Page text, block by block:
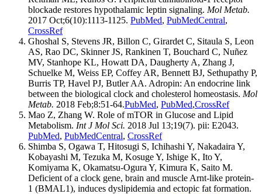
blockade restores hypothalamic leptin signaling. Mol Metab.
2017 Oct;6(10):1113-1125. PubMed, PubMedCentral,
CrossRef
Ghoshal S, Stevens JR, Billon C, Girardet C, Sitaula S, Leon
AS, Rao DC, Skinner JS, Rankinen T, Bouchard C, Nuñez
MV, Stanhope KL, Howatt DA, Daugherty A, Zhang J,
Schuelke M, Weiss EP, Coffey AR, Bennett BJ, Sethupathy P,
Burris TP, Havel PJ, Butler AA. Adropin: An endocrine link
between the biological clock and cholesterol homeostasis. Mol
Metab. 2018 Feb;8:51-64.PubMed, PubMed,CrossRef
Mao Z, Zhang W. Role of mTOR in Glucose and Lipid
Metabolism. Int J Mol Sci. 2018 Jul 13;19(7). pii: E2043.
PubMed, PubMedCentral, CrossRef
Shimba S, Ogawa T, Hitosugi S, Ichihashi Y, Nakadaira Y,
Kobayashi M, Tezuka M, Kosuge Y, Ishige K, Ito Y,
Komiyama K, Okamatsu-Ogura Y, Kimura K, Saito M.
Deficient of a clock gene, brain and muscle Arnt-like protein-
1 (BMAL1), induces dyslipidemia and ectopic fat formation.